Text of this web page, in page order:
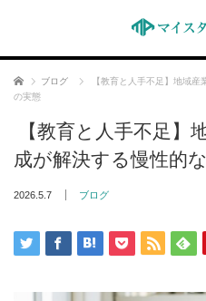
ホーム ブログ
【教育と人手不足】地域産
の実態
【教育と人手不足】
成が解決する慢性的
2026.5.7 ブログ